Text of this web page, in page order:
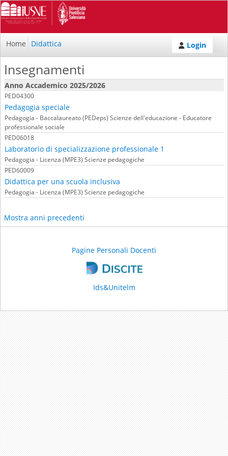
Home Didattica Login
Insegnamenti
Anno Accademico 2025/2026
PED04300
Pedagogia speciale
Pedagogia - Baccalaureato (PEDeps) Scienze dell'educazione - Educatore
professionale sociale
PED06018
Laboratorio di specializzazione professionale 1
Pedagogia - Licenza (MPE3) Scienze pedagogiche
PED60009
Didattica per una scuola inclusiva
Pedagogia - Licenza (MPE3) Scienze pedagogiche
Mostra anni precedenti
Pagine Personali Docenti
Ids&Unitelm